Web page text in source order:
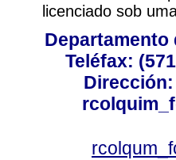
licenciado sob
Departamento
Teléfax:
Dirección: